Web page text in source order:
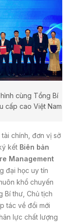
cùng Tổng Bí
cấp cao Việt Nam
chính, đơn vị sở
kết Biên bản
Management
đại học uy tín
khổ chuyến
Bí thư, Chủ tịch
tác về đổi mới
lực chất lượng